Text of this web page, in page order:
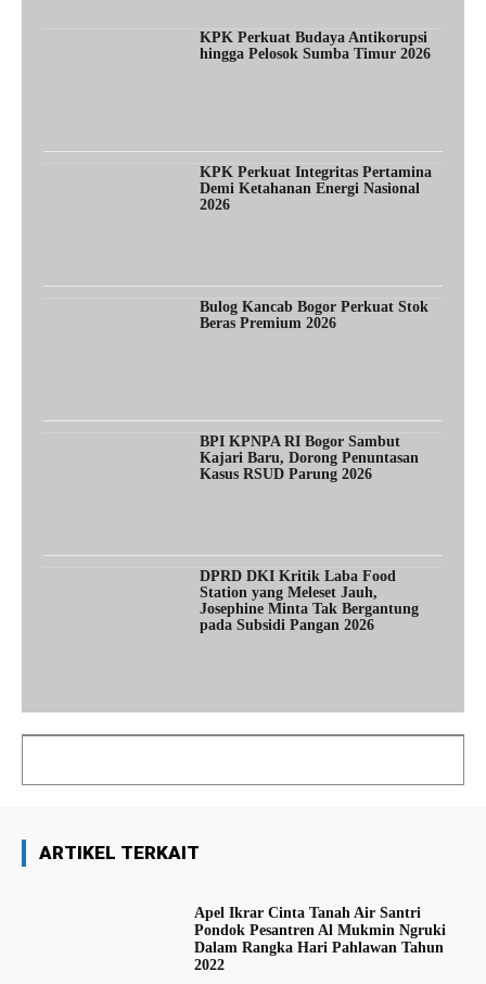
KPK Perkuat Budaya Antikorupsi
hingga Pelosok Sumba Timur 2026
KPK Perkuat Integritas Pertamina
Demi Ketahanan Energi Nasional
2026
Bulog Kancab Bogor Perkuat Stok
Beras Premium 2026
BPI KPNPA RI Bogor Sambut
Kajari Baru, Dorong Penuntasan
Kasus RSUD Parung 2026
DPRD DKI Kritik Laba Food
Station yang Meleset Jauh,
Josephine Minta Tak Bergantung
pada Subsidi Pangan 2026
ARTIKEL TERKAIT
Apel Ikrar Cinta Tanah Air Santri
Pondok Pesantren Al Mukmin Ngruki
Dalam Rangka Hari Pahlawan Tahun
2022